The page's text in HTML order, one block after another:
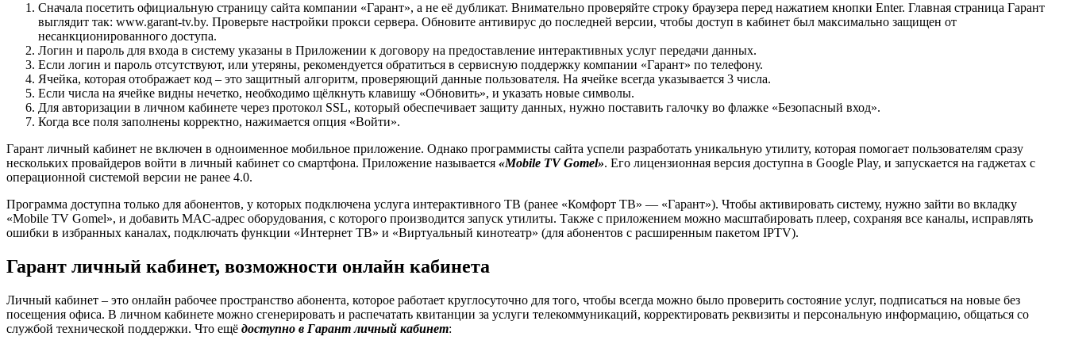
Сначала посетить официальную страницу сайта компании «Гарант», а не её дубликат. Внимательно проверяйте строку браузера перед нажатием кнопки Enter. Главная страница Гарант
выглядит так: www.garant-tv.by. Проверьте настройки прокси сервера. Обновите антивирус до последней версии, чтобы доступ в кабинет был максимально защищен от
несанкционированного доступа.
Логин и пароль для входа в систему указаны в Приложении к договору на предоставление интерактивных услуг передачи данных.
Если логин и пароль отсутствуют, или утеряны, рекомендуется обратиться в сервисную поддержку компании «Гарант» по телефону.
Ячейка, которая отображает код – это защитный алгоритм, проверяющий данные пользователя. На ячейке всегда указывается 3 числа.
Если числа на ячейке видны нечетко, необходимо щёлкнуть клавишу «Обновить», и указать новые символы.
Для авторизации в личном кабинете через протокол SSL, который обеспечивает защиту данных, нужно поставить галочку во флажке «Безопасный вход».
Когда все поля заполнены корректно, нажимается опция «Войти».
Гарант личный кабинет не включен в одноименное мобильное приложение. Однако программисты сайта успели разработать уникальную утилиту, которая помогает пользователям сразу
нескольких провайдеров войти в личный кабинет со смартфона. Приложение называется «Mobile TV Gomel». Его лицензионная версия доступна в Google Play, и запускается на гаджетах с
операционной системой версии не ранее 4.0.
Программа доступна только для абонентов, у которых подключена услуга интерактивного ТВ (ранее «Комфорт ТВ» — «Гарант»). Чтобы активировать систему, нужно зайти во вкладку
«Mobile TV Gomel», и добавить MAC-адрес оборудования, с которого производится запуск утилиты. Также с приложением можно масштабировать плеер, сохраняя все каналы, исправлять
ошибки в избранных каналах, подключать функции «Интернет ТВ» и «Виртуальный кинотеатр» (для абонентов с расширенным пакетом IPTV).
Гарант личный кабинет, возможности онлайн кабинета
Личный кабинет – это онлайн рабочее пространство абонента, которое работает круглосуточно для того, чтобы всегда можно было проверить состояние услуг, подписаться на новые без
посещения офиса. В личном кабинете можно сгенерировать и распечатать квитанции за услуги телекоммуникаций, корректировать реквизиты и персональную информацию, общаться со
службой технической поддержки. Что ещё доступно в Гарант личный кабинет: